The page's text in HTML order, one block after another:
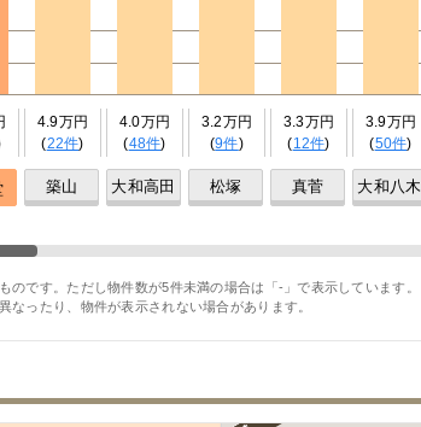
4.9万円
(22件)
築山
4.0万円
(48件)
大和高田
3.2万円
(9件)
松塚
3.3万円
(12件)
真菅
3.9万円
(50件)
大和八木
です。ただし物件数が5件未満の場合は「-」で表示しています。
ったり、物件が表示されない場合があります。